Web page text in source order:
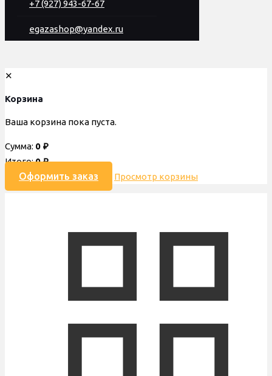
+7 (927) 943-67-67
egazashop@yandex.ru
✕
Корзина
Ваша корзина пока пуста.
Сумма: 0 ₽
Итого:0₽
Оформить заказ Просмотр корзины